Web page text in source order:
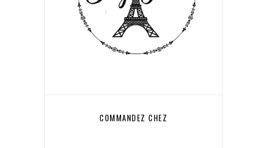
COMMANDEZ CHEZ